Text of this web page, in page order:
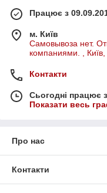
Працює з
м. Київ
Самовывоза нет.
компаниями. , Київ,
Контакти
Сьогодні працює
Показати весь
Про нас
Контакти